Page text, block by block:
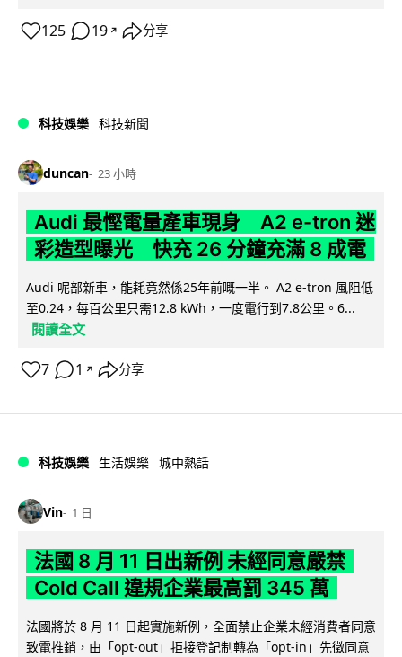
125 19 ↗ 分享
科技娛樂 科技新聞
duncan 23 小時
Audi 最慳電量產車現身 A2 e-tron 迷
彩造型曝光 快充 26 分鐘充滿 8 成電
Audi 呢部新車，能耗竟然係25年前嘅一半。 A2 e-tron 風阻低
至0.24，每百公里只需12.8 kWh，一度電行到7.8公里。6...
閱讀全文
7 1 ↗ 分享
科技娛樂 生活娛樂 城中熱話
Vin 1 日
法國 8 月 11 日出新例 未經同意嚴禁
Cold Call 違規企業最高罰 345 萬
法國將於 8 月 11 日起實施新例，全面禁止企業未經消費者同意
致電推銷，由「opt-out」拒接登記制轉為「opt-in」先徵同意